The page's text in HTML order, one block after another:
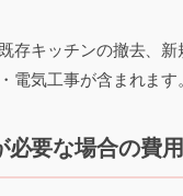
存キッチンの撤去、新
電気工事が含まれます
必要な場合の費用